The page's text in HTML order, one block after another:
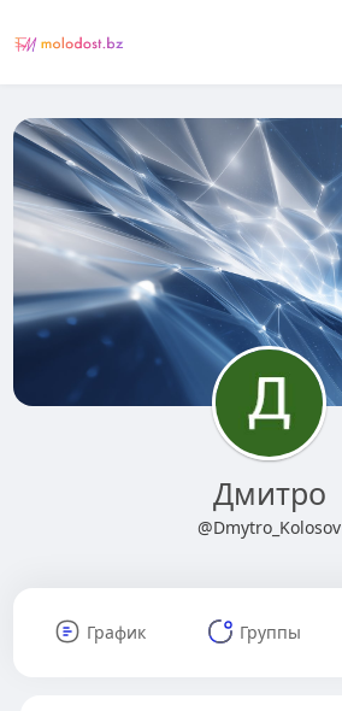
Дмитро
@Dmytro_Kolosov
График Группы